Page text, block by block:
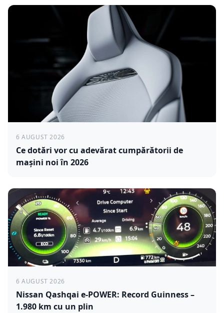
6 AUGUST 2026
Ce dotări vor cu adevărat cumpărătorii de
mașini noi în 2026
6 AUGUST 2026
Nissan Qashqai e-POWER: Record Guinness –
1.980 km cu un plin